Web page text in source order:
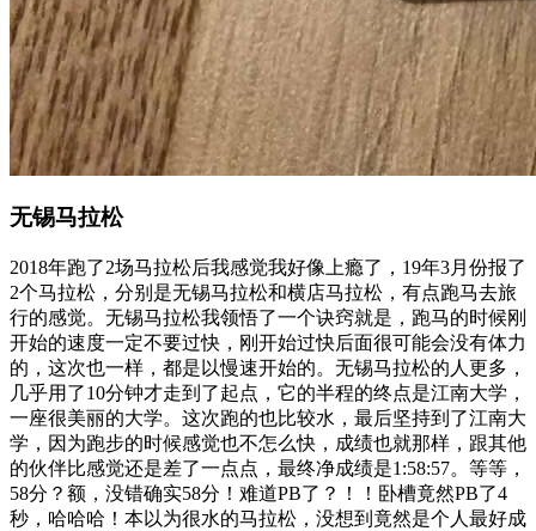
无锡马拉松
2018年跑了2场马拉松后我感觉我好像上瘾了，19年3月份报了
2个马拉松，分别是无锡马拉松和横店马拉松，有点跑马去旅
行的感觉。无锡马拉松我领悟了一个诀窍就是，跑马的时候刚
开始的速度一定不要过快，刚开始过快后面很可能会没有体力
的，这次也一样，都是以慢速开始的。无锡马拉松的人更多，
几乎用了10分钟才走到了起点，它的半程的终点是江南大学，
一座很美丽的大学。这次跑的也比较水，最后坚持到了江南大
学，因为跑步的时候感觉也不怎么快，成绩也就那样，跟其他
的伙伴比感觉还是差了一点点，最终净成绩是1:58:57。等等，
58分？额，没错确实58分！难道PB了？！！卧槽竟然PB了4
秒，哈哈哈！本以为很水的马拉松，没想到竟然是个人最好成